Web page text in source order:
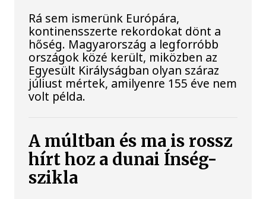
Rá sem ismerünk Európára,
kontinensszerte rekordokat dönt a
hőség. Magyarország a legforróbb
országok közé került, miközben az
Egyesült Királyságban olyan száraz
júliust mértek, amilyenre 155 éve nem
volt példa.
A múltban és ma is rossz
hírt hoz a dunai Ínség-
szikla